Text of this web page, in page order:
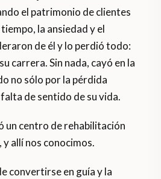
el patrimonio de clientes
la ansiedad y el
de él y lo perdió todo:
carrera. Sin nada, cayó en la
no sólo por la pérdida
de sentido de su vida.
un centro de rehabilitación
allí nos conocimos.
convertirse en guía y la